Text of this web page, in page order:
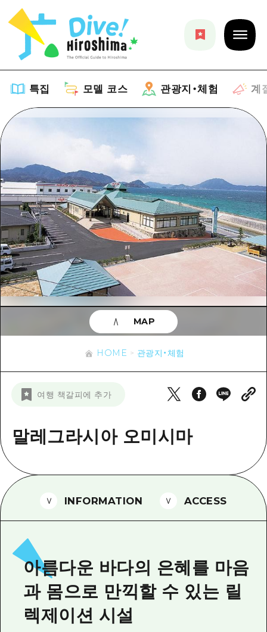
특집 모델 코스 관광지・체험 계
특집
추천
아트
이벤트/축제
음식/술
사이클링
쇼핑
스포츠
나이트 라이프
기준
치유
자연
모델 코스
목록
Dive! Hiroshima 공식 가이드
Hiroshima Moshimo Travel
히로시마시 주변
아키(安芸)
빈고(備後)
미야지마(宮島) 주변
빠른 여행
관광지・체험
목록
히로시마시 주변
아키(安芸)
빈고(備後)
비북(備北)
게이호쿠(芸北)
야마구치(山口)현 동부
시마네(島根)현
계절 정보
이벤트
유용한 정보
목록
접근
히로시마 OMOTENASHI 패스
외국인 여행자용 거리 관광안내소
자주 묻는 질문
사진 다운로드
재해가 발생했을 때의 교통 정보
뉴스
HOME 관광지・체험
여행 책갈피에 추가
말레그라시아 오미시마
MAP
INFORMATION ACCESS
아름다운 바다의 은혜를 마음
과 몸으로 만끽할 수 있는 릴
렉제이션 시설